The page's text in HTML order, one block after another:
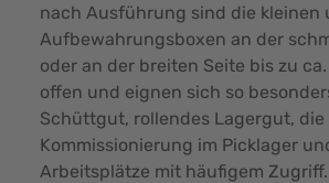
nach Ausführung sind die kleinen
Aufbewahrungsboxen an der
oder an der breiten Seite bis zu
offen und eignen sich so
Schüttgut, rollendes Lagergut, die
Kommissionierung im Picklager
Arbeitsplätze mit häufigem